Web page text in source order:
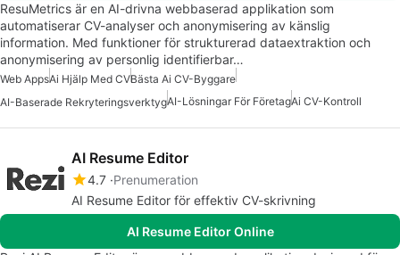
ResuMetrics är en AI-drivna webbaserad applikation som
automatiserar CV-analyser och anonymisering av känslig
information. Med funktioner för strukturerad dataextraktion och
anonymisering av personlig identifierbar…
Web AppsAi Hjälp Med CVBästa Ai CV-Byggare
AI-Baserade RekryteringsverktygAI-Lösningar För FöretagAi CV-Kontroll
AI Resume Editor
4.7 Prenumeration
AI Resume Editor för effektiv CV-skrivning
AI Resume Editor Online